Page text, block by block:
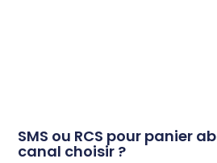
SMS ou RCS pour panier
canal choisir ?